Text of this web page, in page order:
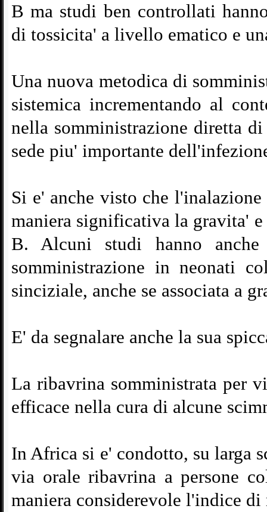
B ma studi ben controllati
di tossicita' a livello ematico e
Una nuova metodica di
sistemica incrementando al
nella somministrazione diretta
sede piu' importante
Si e' anche visto che
maniera significativa la gravita'
B. Alcuni studi hanno
somministrazione in neonati
sinciziale, anche se associata a
E' da segnalare anche la sua
La ribavrina somministrata per
efficace nella cura di alcune
In Africa si e' condotto, su larga
via orale ribavrina a persone
maniera considerevole l'indice